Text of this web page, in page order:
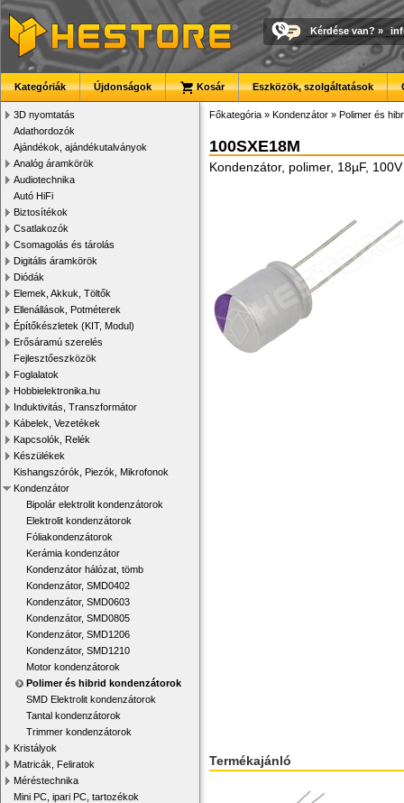
Kérdése van? »
Kategóriák Újdonságok Kosár Eszközök, szolgáltatások
3D nyomtatás
Adathordozók
Ajándékok, ajándékutalványok
Analóg áramkörök
Audiotechnika
Autó HiFi
Biztosítékok
Csatlakozók
Csomagolás és tárolás
Digitális áramkörök
Diódák
Elemek, Akkuk, Töltők
Ellenállások, Potméterek
Építőkészletek (KIT, Modul)
Erősáramú szerelés
Fejlesztőeszközök
Foglalatok
Hobbielektronika.hu
Induktivitás, Transzformátor
Kábelek, Vezetékek
Kapcsolók, Relék
Készülékek
Kishangszórók, Piezók, Mikrofonok
Kondenzátor
Bipolár elektrolit kondenzátorok
Elektrolit kondenzátorok
Fóliakondenzátorok
Kerámia kondenzátor
Kondenzátor hálózat, tömb
Kondenzátor, SMD0402
Kondenzátor, SMD0603
Kondenzátor, SMD0805
Kondenzátor, SMD1206
Kondenzátor, SMD1210
Motor kondenzátorok
Polimer és hibrid kondenzátorok
SMD Elektrolit kondenzátorok
Tantal kondenzátorok
Trimmer kondenzátorok
Kristályok
Matricák, Feliratok
Méréstechnika
Mini PC, ipari PC, tartozékok
Főkategória » Kondenzátor » Polimer és
100SXE18M
Kondenzátor, polimer, 18µF,
Termékajánló